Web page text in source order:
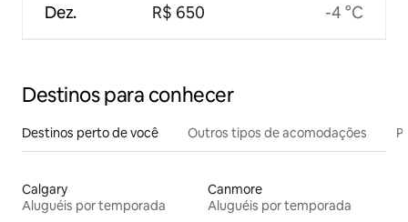
Dez. R$ 650 -4 °C
Destinos para conhecer
Destinos perto de você Outros tipos de acomodações
Calgary
Aluguéis por temporada
Canmore
Aluguéis por temporada